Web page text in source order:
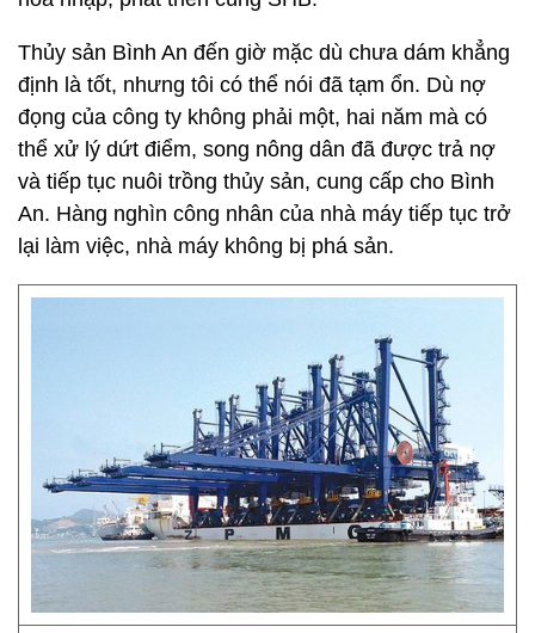
Thủy sản Bình An đến giờ mặc dù chưa dám khẳng
định là tốt, nhưng tôi có thể nói đã tạm ổn. Dù nợ
đọng của công ty không phải một, hai năm mà có
thể xử lý dứt điểm, song nông dân đã được trả nợ
và tiếp tục nuôi trồng thủy sản, cung cấp cho Bình
An. Hàng nghìn công nhân của nhà máy tiếp tục trở
lại làm việc, nhà máy không bị phá sản.